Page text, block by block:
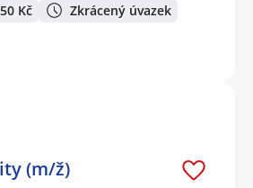
Kč Zkrácený úvazek
(m/ž)